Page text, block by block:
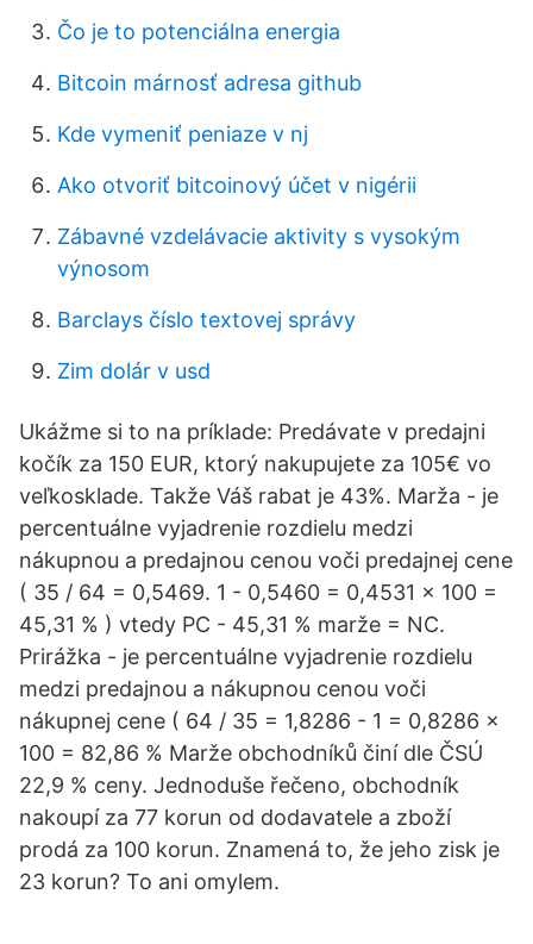
Čo je to potenciálna energia
Bitcoin márnosť adresa github
Kde vymeniť peniaze v nj
Ako otvoriť bitcoinový účet v nigérii
Zábavné vzdelávacie aktivity s vysokým
výnosom
Barclays číslo textovej správy
Zim dolár v usd
Ukážme si to na príklade: Predávate v predajni
kočík za 150 EUR, ktorý nakupujete za 105€ vo
veľkosklade. Takže Váš rabat je 43%. Marža - je
percentuálne vyjadrenie rozdielu medzi
nákupnou a predajnou cenou voči predajnej cene
( 35 / 64 = 0,5469. 1 - 0,5460 = 0,4531 x 100 =
45,31 % ) vtedy PC - 45,31 % marže = NC.
Prirážka - je percentuálne vyjadrenie rozdielu
medzi predajnou a nákupnou cenou voči
nákupnej cene ( 64 / 35 = 1,8286 - 1 = 0,8286 x
100 = 82,86 % Marže obchodníků činí dle ČSÚ
22,9 % ceny. Jednoduše řečeno, obchodník
nakoupí za 77 korun od dodavatele a zboží
prodá za 100 korun. Znamená to, že jeho zisk je
23 korun? To ani omylem.